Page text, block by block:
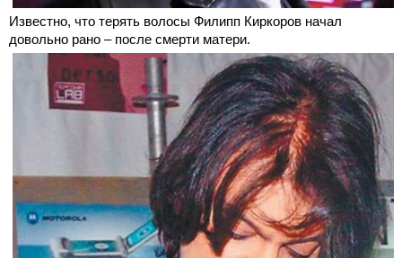
Известно, что терять волосы Филипп Киркоров начал
довольно рано – после смерти матери.